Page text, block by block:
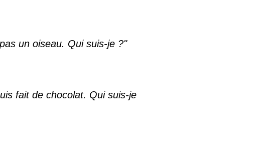
un oiseau. Qui suis-je ?"
fait de chocolat. Qui suis-je